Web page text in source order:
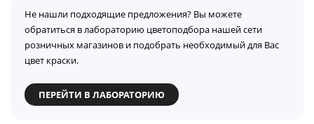
Не нашли подходящие предложения? Вы можете
обратиться в лабораторию цветоподбора нашей сети
розничных магазинов и подобрать необходимый для Вас
цвет краски.
ПЕРЕЙТИ В ЛАБОРАТОРИЮ